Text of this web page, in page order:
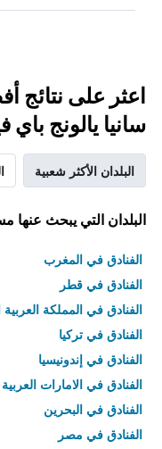
اعثر على نتائج
سانيا يالونج باي
البلدان الأكثر شعبية
البلدان التي يبحث عنها
الفنادق في المغرب
الفنادق في قطر
الفنادق في المملكة
الفنادق في تركيا
الفنادق في إندونيسيا
الفنادق في الامارات
الفنادق في البحرين
الفنادق في مصر